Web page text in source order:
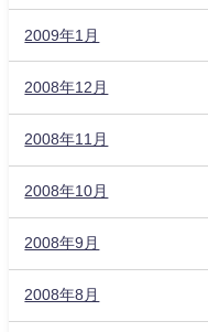
2009年1月
2008年12月
2008年11月
2008年10月
2008年9月
2008年8月